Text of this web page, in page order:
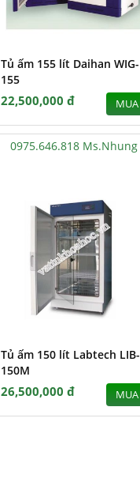
Tủ ấm 155 lít Daihan WIG-
155
22,500,000 đ MUA
0975.646.818 Ms.Nhung
Tủ ấm 150 lít Labtech LIB-
150M
26,500,000 đ MUA